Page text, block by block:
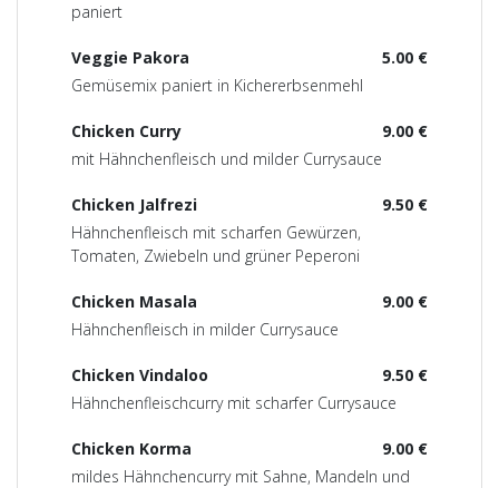
paniert
5.00 €
Veggie Pakora
Gemüsemix paniert in Kichererbsenmehl
9.00 €
Chicken Curry
mit Hähnchenfleisch und milder Currysauce
9.50 €
Chicken Jalfrezi
Hähnchenfleisch mit scharfen Gewürzen,
Tomaten, Zwiebeln und grüner Peperoni
9.00 €
Chicken Masala
Hähnchenfleisch in milder Currysauce
9.50 €
Chicken Vindaloo
Hähnchenfleischcurry mit scharfer Currysauce
9.00 €
Chicken Korma
mildes Hähnchencurry mit Sahne, Mandeln und